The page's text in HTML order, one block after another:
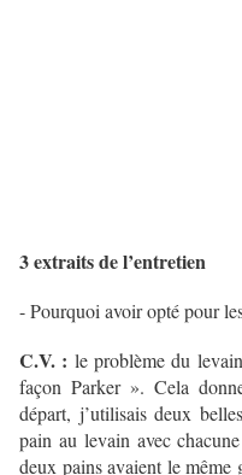
3 extraits de l’entretien
- Pourquoi avoir opté pour
C.V. : le problème du
façon Parker ». Cela
départ, j’utilisais deux
pain au levain avec
deux pains avaient le même